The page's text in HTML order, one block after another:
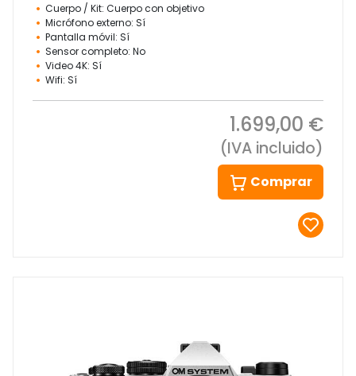
Cuerpo / Kit: Cuerpo con objetivo
Micrófono externo: Sí
Pantalla móvil: Sí
Sensor completo: No
Video 4K: Sí
Wifi: Sí
1.699,00 €
(IVA incluido)
Comprar